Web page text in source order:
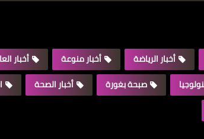
أخبار الرياضة أخبار منوعة أخبار
صبحة بغورة أخبار الصحة